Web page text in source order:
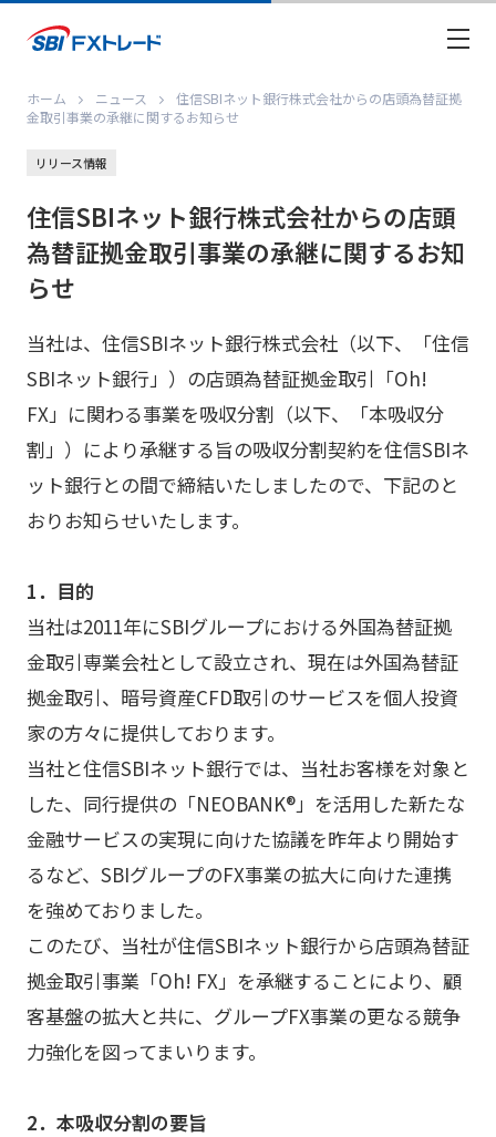
ホーム ニュース
住信SBIネット銀行株式会社からの店頭為替証拠
金取引事業の承継に関するお知らせ
リリース情報
住信SBIネット銀行株式会社からの店頭
為替証拠金取引事業の承継に関するお知
らせ
当社は、住信SBIネット銀行株式会社（以下、「住信
SBIネット銀行」）の店頭為替証拠金取引「Oh!
FX」に関わる事業を吸収分割（以下、「本吸収分
割」）により承継する旨の吸収分割契約を住信SBIネ
ット銀行との間で締結いたしましたので、下記のと
おりお知らせいたします。
1．目的
当社は2011年にSBIグループにおける外国為替証拠
金取引専業会社として設立され、現在は外国為替証
拠金取引、暗号資産CFD取引のサービスを個人投資
家の方々に提供しております。
当社と住信SBIネット銀行では、当社お客様を対象と
した、同行提供の「NEOBANK®」を活用した新たな
金融サービスの実現に向けた協議を昨年より開始す
るなど、SBIグループのFX事業の拡大に向けた連携
を強めておりました。
このたび、当社が住信SBIネット銀行から店頭為替証
拠金取引事業「Oh! FX」を承継することにより、顧
客基盤の拡大と共に、グループFX事業の更なる競争
力強化を図ってまいります。
2．本吸収分割の要旨